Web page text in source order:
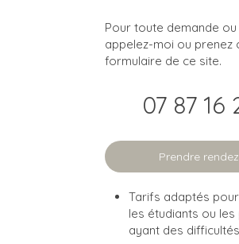
Pour toute demande
appelez-moi ou prenez
formulaire de ce site.
07 87 16
Prendre
Tarifs adaptés
les étudiants ou
ayant des